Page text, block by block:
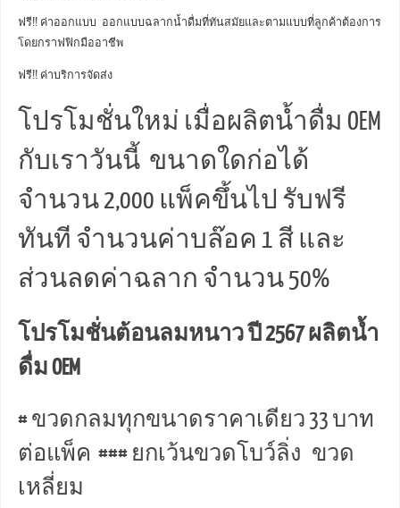
ฟรี!! ค่าออกแบบ ออกแบบฉลากน้ำดื่มที่ทันสมัยและตามแบบที่ลูกค้าต้องการ
โดยกราฟฟิกมืออาชีพ
ฟรี!! ค่าบริการจัดส่ง
โปรโมชั่นใหม่ เมื่อผลิตน้ำดื่ม OEM
กับเราวันนี้ ขนาดใดก่อได้
จำนวน 2,000 แพ็คขึ้นไป รับฟรี
ทันที จำนวนค่าบล๊อค 1 สี และ
ส่วนลดค่าฉลาก จำนวน 50%
โปรโมชั่นต้อนลมหนาว ปี 2567 ผลิตน้ำ
ดื่ม OEM
# ขวดกลมทุกขนาดราคาเดียว 33 บาท
ต่อแพ็ค ### ยกเว้นขวดโบว์ลิ่ง ขวด
เหลี่ยม